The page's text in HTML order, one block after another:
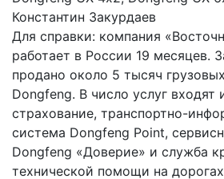
Для справки: компания
работает в России 19 месяцев.
продано около 5 тысяч
Dongfeng. В число услуг входят
страхование, транспортно-
система Dongfeng Point,
Dongfeng «Доверие» и служба
технической помощи на